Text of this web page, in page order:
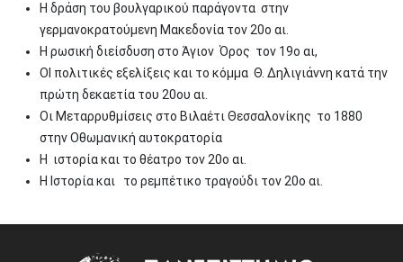
Η δράση του βουλγαρικού παράγοντα στην
γερμανοκρατούμενη Μακεδονία τον 20ο αι.
Η ρωσική διείσδυση στο Άγιον Όρος τον 19ο αι,
ΟΙ πολιτικές εξελίξεις και το κόμμα Θ. Δηλιγιάννη κατά την
πρώτη δεκαετία του 20ου αι.
Οι Μεταρρυθμίσεις στο Βιλαέτι Θεσσαλονίκης το 1880
στην Οθωμανική αυτοκρατορία
Η ιστορία και το θέατρο τον 20ο αι.
Η Ιστορία και το ρεμπέτικο τραγούδι τον 20ο αι.